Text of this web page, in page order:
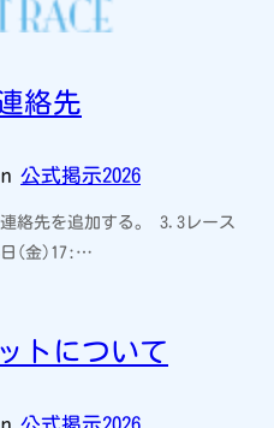
絡先
公式掲示2026
絡先を追加する。 3.3レース
日(金)17:…
トについて
公式掲示2026